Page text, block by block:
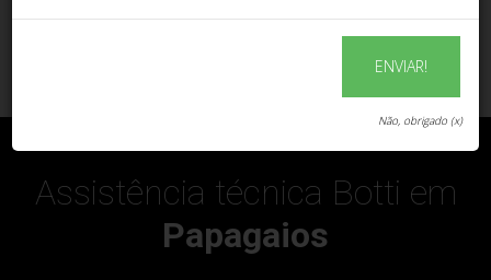
Assistência técnica Botti em
Papagaios
ENVIAR!
Não, obrigado (x)